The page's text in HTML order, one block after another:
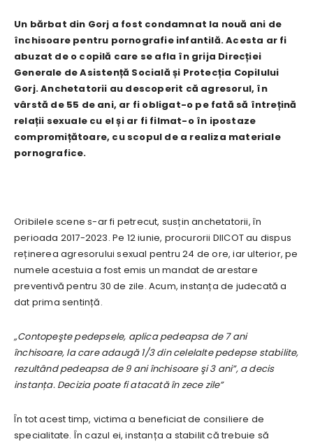
Un bărbat din Gorj a fost condamnat la nouă ani de
închisoare pentru pornografie infantilă. Acesta ar fi
abuzat de o copilă care se afla în grija Direcției
Generale de Asistență Socială și Protecția Copilului
Gorj. Anchetatorii au descoperit că agresorul, în
vârstă de 55 de ani, ar fi obligat-o pe fată să întrețină
relații sexuale cu el și ar fi filmat-o în ipostaze
compromițătoare, cu scopul de a realiza materiale
pornografice.
Oribilele scene s-ar fi petrecut, susțin anchetatorii, în
perioada 2017-2023. Pe 12 iunie, procurorii DIICOT au dispus
reținerea agresorului sexual pentru 24 de ore, iar ulterior, pe
numele acestuia a fost emis un mandat de arestare
preventivă pentru 30 de zile. Acum, instanța de judecată a
dat prima sentință.
„Contopeşte pedepsele, aplica pedeapsa de 7 ani
închisoare, la care adaugă 1/3 din celelalte pedepse stabilite,
rezultând pedeapsa de 9 ani închisoare şi 3 ani”, a decis
instanța. Decizia poate fi atacată în zece zile”
În tot acest timp, victima a beneficiat de consiliere de
specialitate. În cazul ei, instanța a stabilit că trebuie să